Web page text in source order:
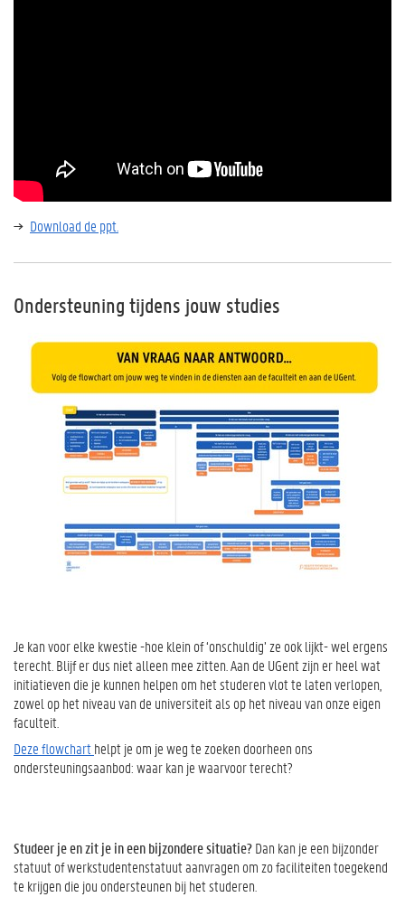
Download de ppt.
Ondersteuning tijdens jouw studies
Je kan voor elke kwestie -hoe klein of ‘onschuldig’ ze ook lijkt- wel ergens
terecht. Blijf er dus niet alleen mee zitten. Aan de UGent zijn er heel wat
initiatieven die je kunnen helpen om het studeren vlot te laten verlopen,
zowel op het niveau van de universiteit als op het niveau van onze eigen
faculteit.
Deze flowcharthelpt je om je weg te zoeken doorheen ons
ondersteuningsaanbod: waar kan je waarvoor terecht?
Studeer je en zit je in een bijzondere situatie?Dan kan je een bijzonder
statuut of werkstudentenstatuut aanvragen om zo faciliteiten toegekend
te krijgen die jou ondersteunen bij het studeren.